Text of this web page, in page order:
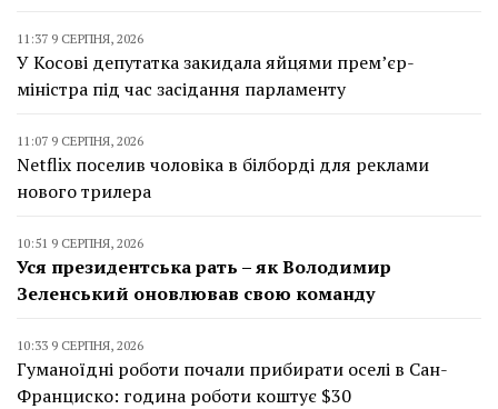
11:37 9 СЕРПНЯ, 2026
У Косові депутатка закидала яйцями прем’єр-
міністра під час засідання парламенту
11:07 9 СЕРПНЯ, 2026
Netflix поселив чоловіка в білборді для реклами
нового трилера
10:51 9 СЕРПНЯ, 2026
Уся президентська рать – як Володимир
Зеленський оновлював свою команду
10:33 9 СЕРПНЯ, 2026
Гуманоїдні роботи почали прибирати оселі в Сан-
Франциско: година роботи коштує $30